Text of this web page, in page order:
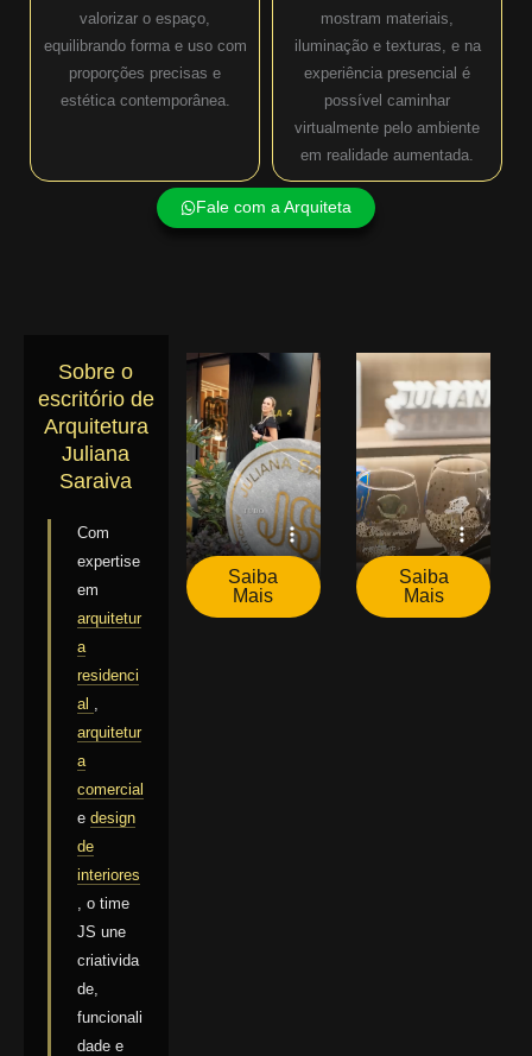
valorizar o espaço,
equilibrando forma e uso com
proporções precisas e
estética contemporânea.
mostram materiais,
iluminação e texturas, e na
experiência presencial é
possível caminhar
virtualmente pelo ambiente
em realidade aumentada.
Fale com a Arquiteta
Sobre o
escritório de
Arquitetura
Juliana
Saraiva
Com
expertise
em
arquitetur
a
residenci
al
arquitetur
a
comercial
e design
de
interiores
, o time
JS une
criativida
de,
funcionali
dade e
Saiba
Mais
Saiba
Mais